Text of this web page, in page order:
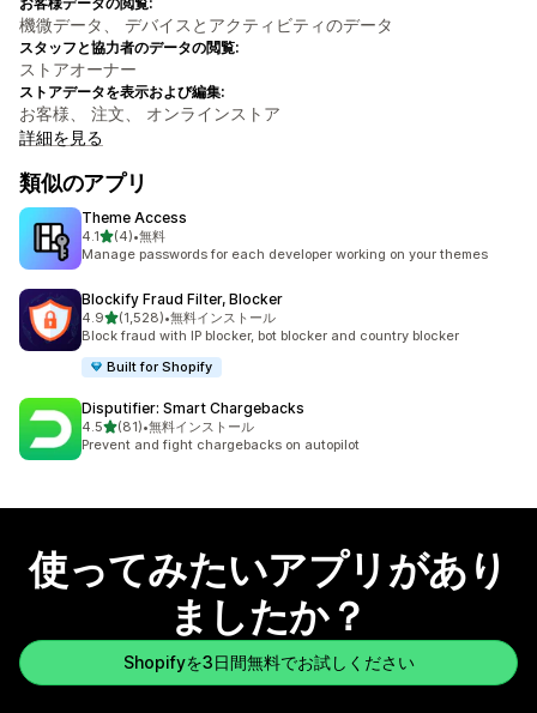
機微データ、 デバイスとアクティビティのデータ
スタッフと協力者のデータの閲覧:
ストアオーナー
ストアデータを表示および編集:
お客様、 注文、 オンラインストア
詳細を見る
類似のアプリ
Theme Access
4.15つ星中
(4)
合計レビュー数：4件
•無料
Manage passwords for each developer working on your themes
Blockify Fraud Filter, Blocker
4.95つ星中
(1,528)
合計レビュー数：1528件
•無料インストール
Block fraud with IP blocker, bot blocker and country blocker
Built for Shopify
Disputifier: Smart Chargebacks
4.55つ星中
(81)
合計レビュー数：81件
•無料インストール
Prevent and fight chargebacks on autopilot
使ってみたいアプリがあり
ましたか？
Shopifyを3日間無料でお試しください